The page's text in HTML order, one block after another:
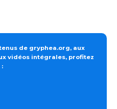
de gryphea.org, aux
vidéos intégrales, profitez
: